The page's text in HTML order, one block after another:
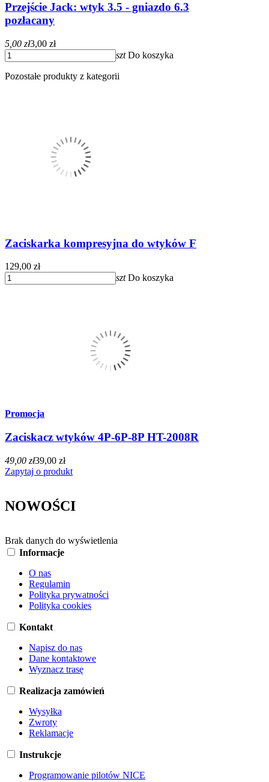
Przejście Jack: wtyk 3.5 - gniazdo 6.3
pozłacany
5,00 zł3,00 zł
szt Do koszyka
Pozostałe produkty z kategorii
Zaciskarka kompresyjna do wtyków F
129,00 zł
szt Do koszyka
Promocja
Zaciskacz wtyków 4P-6P-8P HT-2008R
49,00 zł39,00 zł
Zapytaj o produkt
NOWOŚCI
Brak danych do wyświetlenia
Informacje
O nas
Regulamin
Polityka prywatności
Polityka cookies
Kontakt
Napisz do nas
Dane kontaktowe
Wyznacz trasę
Realizacja zamówień
Wysyłka
Zwroty
Reklamacje
Instrukcje
Programowanie pilotów NICE